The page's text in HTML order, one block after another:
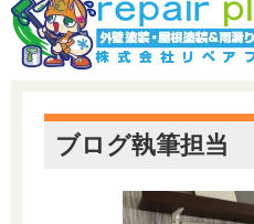
ブログ執筆担当